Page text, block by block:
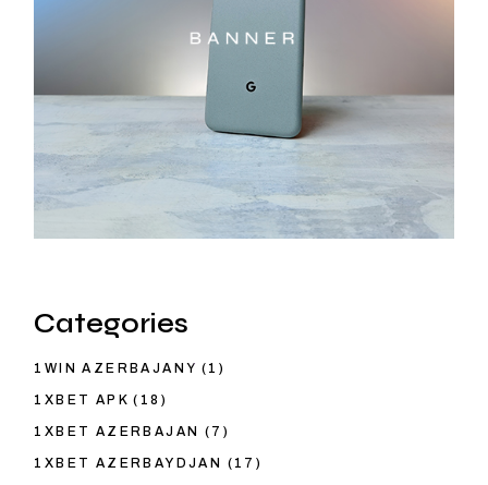
Categories
1WIN AZERBAJANY (1)
1XBET APK (18)
1XBET AZERBAJAN (7)
1XBET AZERBAYDJAN (17)